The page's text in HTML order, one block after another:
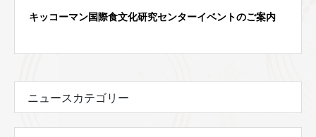
キッコーマン国際食文化研究センターイベントのご案内
ニュースカテゴリー